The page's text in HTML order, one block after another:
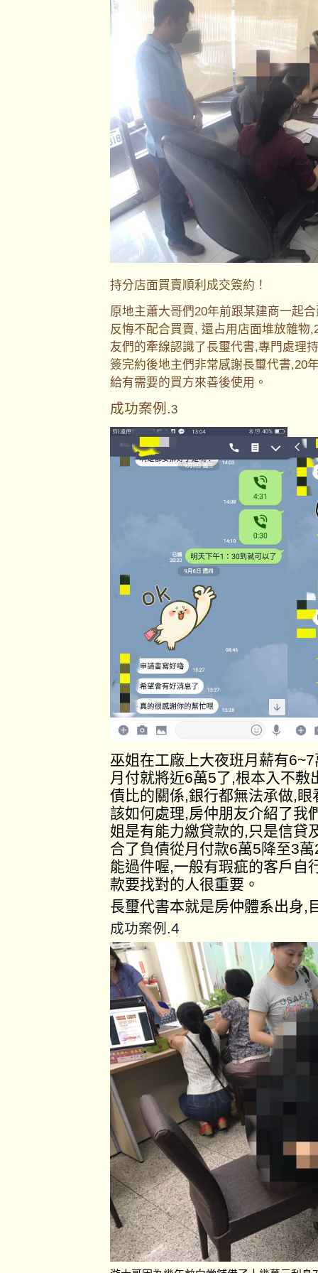
持分店面買賣順利成交簽約！
原地主蕭大哥們20年前跟某建商一起
反悔不配合買賣, 還占用店面堆放雜物
友們的牽線認識了長璽代書,專門處理
簽完約後地主們非常感謝長璽代書,20
給有需要的買方來善後使用。
成功案例.3
巫姐在工廠上大夜班月薪有
月付就將近6萬5了,根本入不
債比的關係,銀行都無法承做,
該如何處理,房仲朋友介紹了我
姐是有能力繳貸款的,只是信貸
合了負債從月付款6萬5降至3
能過件喔,一般有瑕疵的客戶自
款要找對的人很重要。
長璽代書本就是房仲體系出身,
成功案例.4